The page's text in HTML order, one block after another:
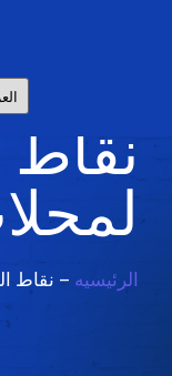
نقاط
الرئيسيه – نقاط